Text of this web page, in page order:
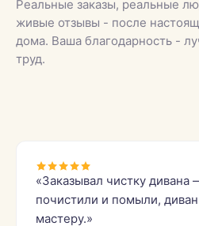
Реальные заказы, реальные
живые отзывы - после
дома. Ваша благодарность -
труд.
«Заказывал чистку дивана
почистили и помыли,
мастеру.»